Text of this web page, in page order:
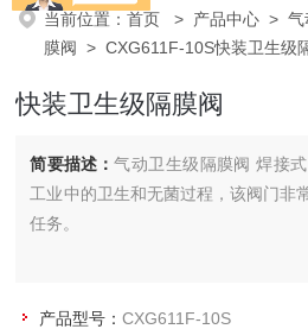
当前位置：首页 > 产品中心 >气
膜阀 > CXG611F-10S快装卫生级
快装卫生级隔膜阀
简要描述：气动卫生级隔膜阀 焊接
工业中的卫生和无菌过程，该阀门非
任务。
产品型号：CXG611F-10S